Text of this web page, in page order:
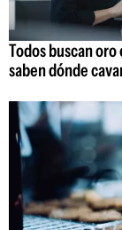
Todos buscan
saben dónde